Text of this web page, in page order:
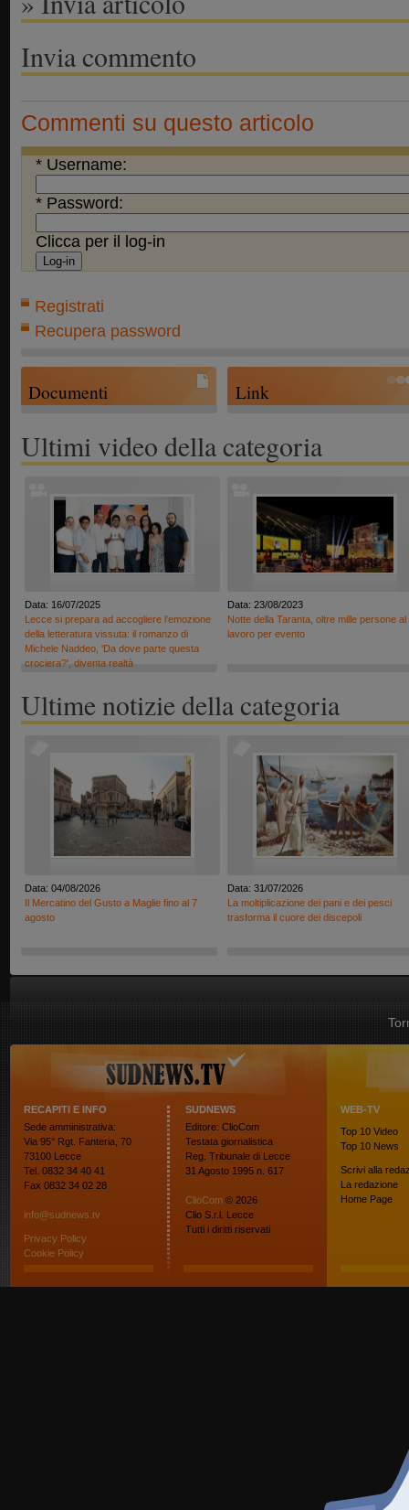
Invia commento
Commenti su questo articolo
* Username:
* Password:
Clicca per il log-in
Registrati
Recupera password
Documenti Link
Ultimi video della categoria
Data: 16/07/2025
Lecce si prepara ad accogliere l’emozione
della letteratura vissuta: il romanzo di
Michele Naddeo, 'Da dove parte questa
crociera?', diventa realtà
Data: 23/08/2023
Notte della Taranta, oltre mille persone al
lavoro per evento
Ultime notizie della categoria
Data: 04/08/2026
Il Mercatino del Gusto a Maglie fino al 7
agosto
Data: 31/07/2026
La moltiplicazione dei pani e dei pesci
trasforma il cuore dei discepoli
RECAPITI E INFO
Sede amministrativa:
Via 95° Rgt. Fanteria, 70
73100 Lecce
Tel. 0832 34 40 41
Fax 0832 34 02 28
info@sudnews.tv
Privacy Policy
Cookie Policy
SUDNEWS
Editore: ClioCom
Testata giornalistica
Reg. Tribunale di Lecce
31 Agosto 1995 n. 617
ClioCom © 2026
Clio S.r.l. Lecce
Tutti i diritti riservati
WEB-TV
Top 10 Video
Top 10 News
Scrivi alla
La redazione
Home Page